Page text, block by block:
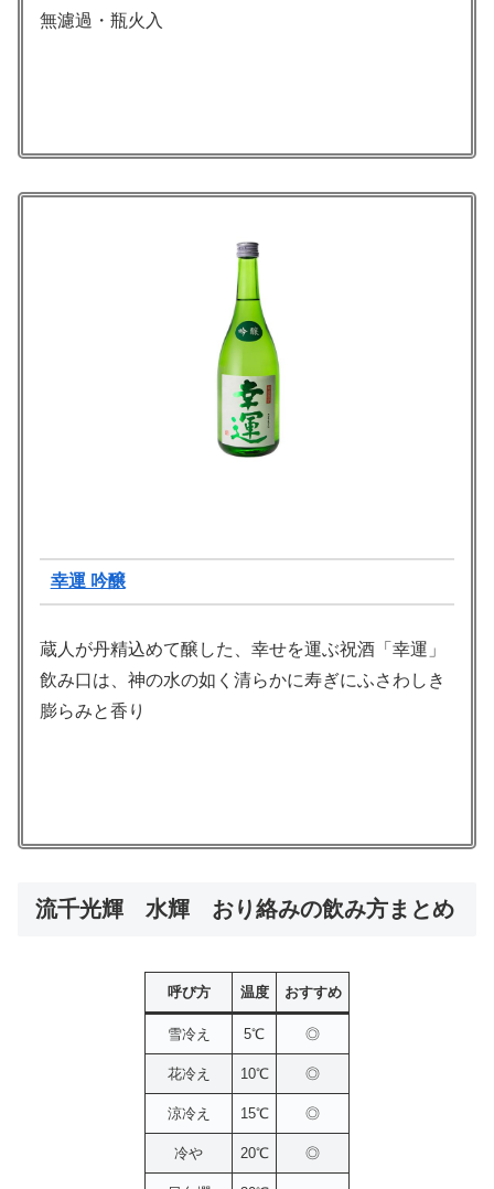
無濾過・瓶火入
幸運 吟醸
蔵人が丹精込めて醸した、幸せを運ぶ祝酒「幸運」
飲み口は、神の水の如く清らかに寿ぎにふさわしき
膨らみと香り
流千光輝 水輝 おり絡みの飲み方まとめ
呼び方 温度 おすすめ
雪冷え 5℃ ◎
花冷え 10℃ ◎
涼冷え 15℃ ◎
冷や 20℃ ◎